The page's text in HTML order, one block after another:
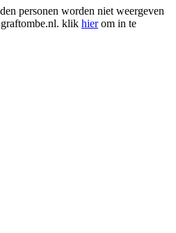
personen worden niet weergeven
graftombe.nl. klik hierom in te